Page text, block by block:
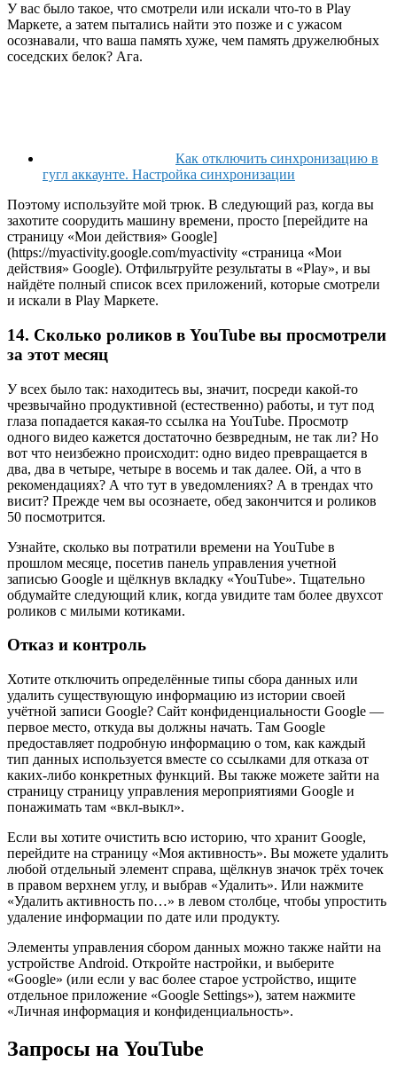
У вас было такое, что смотрели или искали что-то в Play
Маркете, а затем пытались найти это позже и с ужасом
осознавали, что ваша память хуже, чем память дружелюбных
соседских белок? Ага.
Как отключить синхронизацию в
гугл аккаунте. Настройка синхронизации
Поэтому используйте мой трюк. В следующий раз, когда вы
захотите соорудить машину времени, просто [перейдите на
страницу «Мои действия» Google]
(https://myactivity.google.com/myactivity «страница «Мои
действия» Google). Отфильтруйте результаты в «Play», и вы
найдёте полный список всех приложений, которые смотрели
и искали в Play Маркете.
14. Сколько роликов в YouTube вы просмотрели
за этот месяц
У всех было так: находитесь вы, значит, посреди какой-то
чрезвычайно продуктивной (естественно) работы, и тут под
глаза попадается какая-то ссылка на YouTube. Просмотр
одного видео кажется достаточно безвредным, не так ли? Но
вот что неизбежно происходит: одно видео превращается в
два, два в четыре, четыре в восемь и так далее. Ой, а что в
рекомендациях? А что тут в уведомлениях? А в трендах что
висит? Прежде чем вы осознаете, обед закончится и роликов
50 посмотрится.
Узнайте, сколько вы потратили времени на YouTube в
прошлом месяце, посетив панель управления учетной
записью Google и щёлкнув вкладку «YouTube». Тщательно
обдумайте следующий клик, когда увидите там более двухсот
роликов с милыми котиками.
Отказ и контроль
Хотите отключить определённые типы сбора данных или
удалить существующую информацию из истории своей
учётной записи Google? Сайт конфиденциальности Google —
первое место, откуда вы должны начать. Там Google
предоставляет подробную информацию о том, как каждый
тип данных используется вместе со ссылками для отказа от
каких-либо конкретных функций. Вы также можете зайти на
страницу страницу управления мероприятиями Google и
понажимать там «вкл-выкл».
Если вы хотите очистить всю историю, что хранит Google,
перейдите на страницу «Моя активность». Вы можете удалить
любой отдельный элемент справа, щёлкнув значок трёх точек
в правом верхнем углу, и выбрав «Удалить». Или нажмите
«Удалить активность по…» в левом столбце, чтобы упростить
удаление информации по дате или продукту.
Элементы управления сбором данных можно также найти на
устройстве Android. Откройте настройки, и выберите
«Google» (или если у вас более старое устройство, ищите
отдельное приложение «Google Settings»), затем нажмите
«Личная информация и конфиденциальность».
Запросы на YouTube